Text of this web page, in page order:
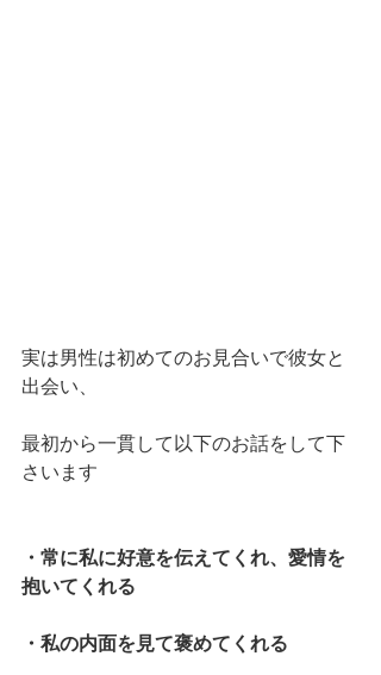
実は男性は初めてのお見合いで彼女と
出会い、
最初から一貫して以下のお話をして下
さいます
・常に私に好意を伝えてくれ、愛情を
抱いてくれる
・私の内面を見て褒めてくれる